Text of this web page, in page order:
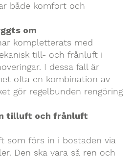
både komfort och
om
kompletterats med
till- och frånluft i
I dessa fall är
ofta en kombination av
gör regelbunden rengöring
tilluft och frånluft
som förs in i bostaden via
Den ska vara så ren och